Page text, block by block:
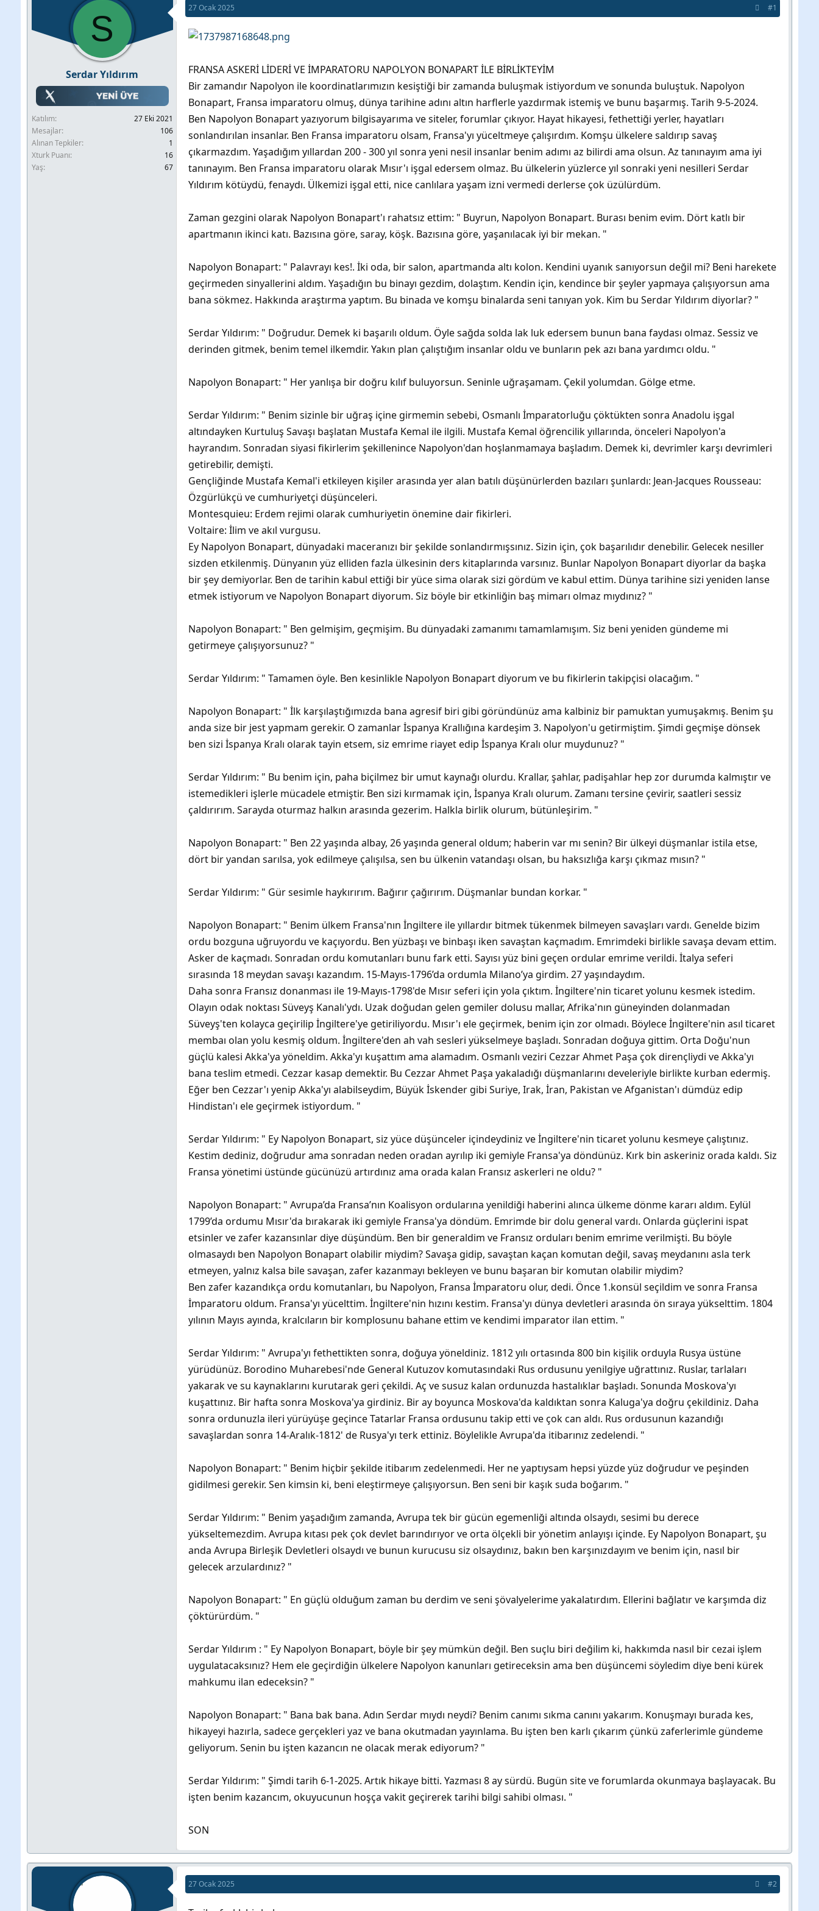
u
a
ş
l
a
t
n
g
ı
ç
t
S
Serdar Yıldırım
Katılım
27 Eki 2021
Mesajlar
106
Alınan Tepkiler
1
Xturk Puanı
16
Yaş
67
27 Ocak 2025 #1
FRANSA ASKERİ LİDERİ VE İMPARATORU NAPOLYON BONAPART İLE BİRLİKTEYİM
Bir zamandır Napolyon ile koordinatlarımızın kesiştiği bir zamanda buluşmak istiyordum ve sonunda buluştuk. Napolyon
Bonapart, Fransa imparatoru olmuş, dünya tarihine adını altın harflerle yazdırmak istemiş ve bunu başarmış. Tarih 9-5-2024.
Ben Napolyon Bonapart yazıyorum bilgisayarıma ve siteler, forumlar çıkıyor. Hayat hikayesi, fethettiği yerler, hayatları
sonlandırılan insanlar. Ben Fransa imparatoru olsam, Fransa'yı yüceltmeye çalışırdım. Komşu ülkelere saldırıp savaş
çıkarmazdım. Yaşadığım yıllardan 200 - 300 yıl sonra yeni nesil insanlar benim adımı az bilirdi ama olsun. Az tanınayım ama iyi
tanınayım. Ben Fransa imparatoru olarak Mısır'ı işgal edersem olmaz. Bu ülkelerin yüzlerce yıl sonraki yeni nesilleri Serdar
Yıldırım kötüydü, fenaydı. Ülkemizi işgal etti, nice canlılara yaşam izni vermedi derlerse çok üzülürdüm.
Zaman gezgini olarak Napolyon Bonapart'ı rahatsız ettim: " Buyrun, Napolyon Bonapart. Burası benim evim. Dört katlı bir
apartmanın ikinci katı. Bazısına göre, saray, köşk. Bazısına göre, yaşanılacak iyi bir mekan. "
Napolyon Bonapart: " Palavrayı kes!. İki oda, bir salon, apartmanda altı kolon. Kendini uyanık sanıyorsun değil mi? Beni harekete
geçirmeden sinyallerini aldım. Yaşadığın bu binayı gezdim, dolaştım. Kendin için, kendince bir şeyler yapmaya çalışıyorsun ama
bana sökmez. Hakkında araştırma yaptım. Bu binada ve komşu binalarda seni tanıyan yok. Kim bu Serdar Yıldırım diyorlar? "
Serdar Yıldırım: " Doğrudur. Demek ki başarılı oldum. Öyle sağda solda lak luk edersem bunun bana faydası olmaz. Sessiz ve
derinden gitmek, benim temel ilkemdir. Yakın plan çalıştığım insanlar oldu ve bunların pek azı bana yardımcı oldu. "
Napolyon Bonapart: " Her yanlışa bir doğru kılıf buluyorsun. Seninle uğraşamam. Çekil yolumdan. Gölge etme.
Serdar Yıldırım: " Benim sizinle bir uğraş içine girmemin sebebi, Osmanlı İmparatorluğu çöktükten sonra Anadolu işgal
altındayken Kurtuluş Savaşı başlatan Mustafa Kemal ile ilgili. Mustafa Kemal öğrencilik yıllarında, önceleri Napolyon'a
hayrandım. Sonradan siyasi fikirlerim şekillenince Napolyon'dan hoşlanmamaya başladım. Demek ki, devrimler karşı devrimleri
getirebilir, demişti.
Gençliğinde Mustafa Kemal'i etkileyen kişiler arasında yer alan batılı düşünürlerden bazıları şunlardı: Jean-Jacques Rousseau:
Özgürlükçü ve cumhuriyetçi düşünceleri.
Montesquieu: Erdem rejimi olarak cumhuriyetin önemine dair fikirleri.
Voltaire: İlim ve akıl vurgusu.
Ey Napolyon Bonapart, dünyadaki maceranızı bir şekilde sonlandırmışsınız. Sizin için, çok başarılıdır denebilir. Gelecek nesiller
sizden etkilenmiş. Dünyanın yüz elliden fazla ülkesinin ders kitaplarında varsınız. Bunlar Napolyon Bonapart diyorlar da başka
bir şey demiyorlar. Ben de tarihin kabul ettiği bir yüce sima olarak sizi gördüm ve kabul ettim. Dünya tarihine sizi yeniden lanse
etmek istiyorum ve Napolyon Bonapart diyorum. Siz böyle bir etkinliğin baş mimarı olmaz mıydınız? "
Napolyon Bonapart: " Ben gelmişim, geçmişim. Bu dünyadaki zamanımı tamamlamışım. Siz beni yeniden gündeme mi
getirmeye çalışıyorsunuz? "
Serdar Yıldırım: " Tamamen öyle. Ben kesinlikle Napolyon Bonapart diyorum ve bu fikirlerin takipçisi olacağım. "
Napolyon Bonapart: " İlk karşılaştığımızda bana agresif biri gibi göründünüz ama kalbiniz bir pamuktan yumuşakmış. Benim şu
anda size bir jest yapmam gerekir. O zamanlar İspanya Krallığına kardeşim 3. Napolyon'u getirmiştim. Şimdi geçmişe dönsek
ben sizi İspanya Kralı olarak tayin etsem, siz emrime riayet edip İspanya Kralı olur muydunuz? "
Serdar Yıldırım: " Bu benim için, paha biçilmez bir umut kaynağı olurdu. Krallar, şahlar, padişahlar hep zor durumda kalmıştır ve
istemedikleri işlerle mücadele etmiştir. Ben sizi kırmamak için, İspanya Kralı olurum. Zamanı tersine çevirir, saatleri sessiz
çaldırırım. Sarayda oturmaz halkın arasında gezerim. Halkla birlik olurum, bütünleşirim. "
Napolyon Bonapart: " Ben 22 yaşında albay, 26 yaşında general oldum; haberin var mı senin? Bir ülkeyi düşmanlar istila etse,
dört bir yandan sarılsa, yok edilmeye çalışılsa, sen bu ülkenin vatandaşı olsan, bu haksızlığa karşı çıkmaz mısın? "
Serdar Yıldırım: " Gür sesimle haykırırım. Bağırır çağırırım. Düşmanlar bundan korkar. "
Napolyon Bonapart: " Benim ülkem Fransa'nın İngiltere ile yıllardır bitmek tükenmek bilmeyen savaşları vardı. Genelde bizim
ordu bozguna uğruyordu ve kaçıyordu. Ben yüzbaşı ve binbaşı iken savaştan kaçmadım. Emrimdeki birlikle savaşa devam ettim.
Asker de kaçmadı. Sonradan ordu komutanları bunu fark etti. Sayısı yüz bini geçen ordular emrime verildi. İtalya seferi
sırasında 18 meydan savaşı kazandım. 15-Mayıs-1796’da ordumla Milano’ya girdim. 27 yaşındaydım.
Daha sonra Fransız donanması ile 19-Mayıs-1798'de Mısır seferi için yola çıktım. İngiltere'nin ticaret yolunu kesmek istedim.
Olayın odak noktası Süveyş Kanalı'ydı. Uzak doğudan gelen gemiler dolusu mallar, Afrika'nın güneyinden dolanmadan
Süveyş'ten kolayca geçirilip İngiltere'ye getiriliyordu. Mısır'ı ele geçirmek, benim için zor olmadı. Böylece İngiltere'nin asıl ticaret
membaı olan yolu kesmiş oldum. İngiltere'den ah vah sesleri yükselmeye başladı. Sonradan doğuya gittim. Orta Doğu'nun
güçlü kalesi Akka'ya yöneldim. Akka'yı kuşattım ama alamadım. Osmanlı veziri Cezzar Ahmet Paşa çok dirençliydi ve Akka'yı
bana teslim etmedi. Cezzar kasap demektir. Bu Cezzar Ahmet Paşa yakaladığı düşmanlarını develeriyle birlikte kurban edermiş.
Eğer ben Cezzar'ı yenip Akka'yı alabilseydim, Büyük İskender gibi Suriye, Irak, İran, Pakistan ve Afganistan'ı dümdüz edip
Hindistan'ı ele geçirmek istiyordum. "
Serdar Yıldırım: " Ey Napolyon Bonapart, siz yüce düşünceler içindeydiniz ve İngiltere'nin ticaret yolunu kesmeye çalıştınız.
Kestim dediniz, doğrudur ama sonradan neden oradan ayrılıp iki gemiyle Fransa'ya döndünüz. Kırk bin askeriniz orada kaldı. Siz
Fransa yönetimi üstünde gücünüzü artırdınız ama orada kalan Fransız askerleri ne oldu? "
Napolyon Bonapart: " Avrupa’da Fransa’nın Koalisyon ordularına yenildiği haberini alınca ülkeme dönme kararı aldım. Eylül
1799’da ordumu Mısır'da bırakarak iki gemiyle Fransa'ya döndüm. Emrimde bir dolu general vardı. Onlarda güçlerini ispat
etsinler ve zafer kazansınlar diye düşündüm. Ben bir generaldim ve Fransız orduları benim emrime verilmişti. Bu böyle
olmasaydı ben Napolyon Bonapart olabilir miydim? Savaşa gidip, savaştan kaçan komutan değil, savaş meydanını asla terk
etmeyen, yalnız kalsa bile savaşan, zafer kazanmayı bekleyen ve bunu başaran bir komutan olabilir miydim?
Ben zafer kazandıkça ordu komutanları, bu Napolyon, Fransa İmparatoru olur, dedi. Önce 1.konsül seçildim ve sonra Fransa
İmparatoru oldum. Fransa'yı yücelttim. İngiltere'nin hızını kestim. Fransa'yı dünya devletleri arasında ön sıraya yükselttim. 1804
yılının Mayıs ayında, kralcıların bir komplosunu bahane ettim ve kendimi imparator ilan ettim. "
Serdar Yıldırım: " Avrupa'yı fethettikten sonra, doğuya yöneldiniz. 1812 yılı ortasında 800 bin kişilik orduyla Rusya üstüne
yürüdünüz. Borodino Muharebesi'nde General Kutuzov komutasındaki Rus ordusunu yenilgiye uğrattınız. Ruslar, tarlaları
yakarak ve su kaynaklarını kurutarak geri çekildi. Aç ve susuz kalan ordunuzda hastalıklar başladı. Sonunda Moskova'yı
kuşattınız. Bir hafta sonra Moskova'ya girdiniz. Bir ay boyunca Moskova'da kaldıktan sonra Kaluga'ya doğru çekildiniz. Daha
sonra ordunuzla ileri yürüyüşe geçince Tatarlar Fransa ordusunu takip etti ve çok can aldı. Rus ordusunun kazandığı
savaşlardan sonra 14-Aralık-1812' de Rusya'yı terk ettiniz. Böylelikle Avrupa'da itibarınız zedelendi. "
Napolyon Bonapart: " Benim hiçbir şekilde itibarım zedelenmedi. Her ne yaptıysam hepsi yüzde yüz doğrudur ve peşinden
gidilmesi gerekir. Sen kimsin ki, beni eleştirmeye çalışıyorsun. Ben seni bir kaşık suda boğarım. "
Serdar Yıldırım: " Benim yaşadığım zamanda, Avrupa tek bir gücün egemenliği altında olsaydı, sesimi bu derece
yükseltemezdim. Avrupa kıtası pek çok devlet barındırıyor ve orta ölçekli bir yönetim anlayışı içinde. Ey Napolyon Bonapart, şu
anda Avrupa Birleşik Devletleri olsaydı ve bunun kurucusu siz olsaydınız, bakın ben karşınızdayım ve benim için, nasıl bir
gelecek arzulardınız? "
Napolyon Bonapart: " En güçlü olduğum zaman bu derdim ve seni şövalyelerime yakalatırdım. Ellerini bağlatır ve karşımda diz
çöktürürdüm. "
Serdar Yıldırım : " Ey Napolyon Bonapart, böyle bir şey mümkün değil. Ben suçlu biri değilim ki, hakkımda nasıl bir cezai işlem
uygulatacaksınız? Hem ele geçirdiğin ülkelere Napolyon kanunları getireceksin ama ben düşüncemi söyledim diye beni kürek
mahkumu ilan edeceksin? "
Napolyon Bonapart: " Bana bak bana. Adın Serdar mıydı neydi? Benim canımı sıkma canını yakarım. Konuşmayı burada kes,
hikayeyi hazırla, sadece gerçekleri yaz ve bana okutmadan yayınlama. Bu işten ben karlı çıkarım çünkü zaferlerimle gündeme
geliyorum. Senin bu işten kazancın ne olacak merak ediyorum? "
Serdar Yıldırım: " Şimdi tarih 6-1-2025. Artık hikaye bitti. Yazması 8 ay sürdü. Bugün site ve forumlarda okunmaya başlayacak. Bu
işten benim kazancım, okuyucunun hoşça vakit geçirerek tarihi bilgi sahibi olması. "
SON
27 Ocak 2025 #2